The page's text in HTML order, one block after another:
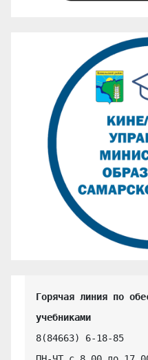
Горячая линия по
учебниками
8(84663) 6-18-85